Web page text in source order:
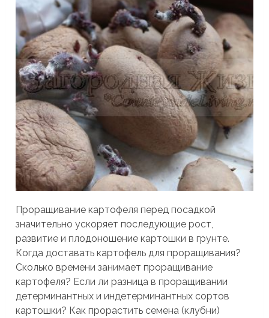
Проращивание картофеля перед посадкой
значительно ускоряет последующие рост,
развитие и плодоношение картошки в грунте.
Когда доставать картофель для проращивания?
Сколько времени занимает проращивание
картофеля? Если ли разница в проращивании
детерминантных и индетерминантных сортов
картошки? Как прорастить семена (клубни)